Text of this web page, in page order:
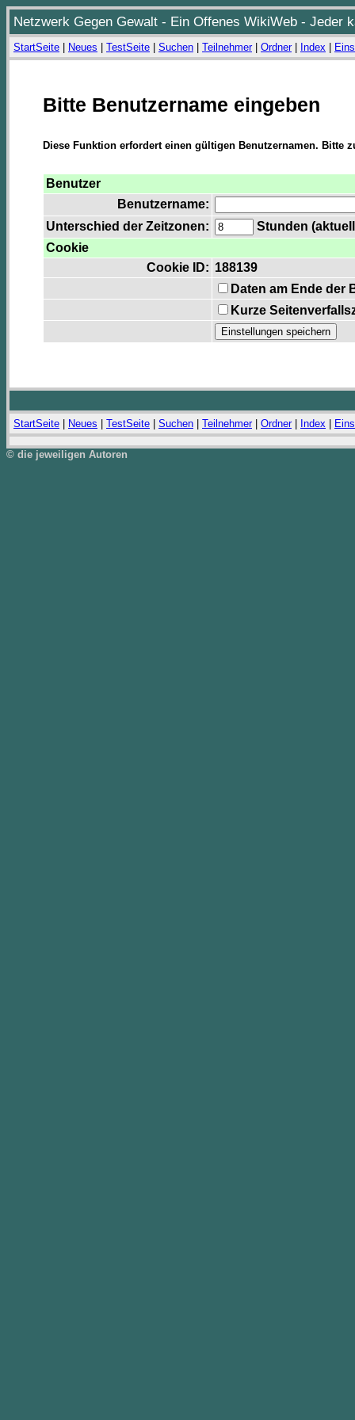
Netzwerk Gegen Gewalt - Ein Offenes WikiWeb - Jeder
StartSeite Neues TestSeite Suchen Teilnehmer| Ordner| Index
Bitte Benutzername eingeben
Diese Funktion erfordert einen gültigen Benutzernamen. Bitte
Benutzer
Benutzername:
Unterschied der Zeitzonen:
Stunden
Cookie
Cookie ID: 188139
Daten am Ende der
Kurze
StartSeite Neues TestSeite Suchen Teilnehmer| Ordner| Index
© die jeweiligen Autoren